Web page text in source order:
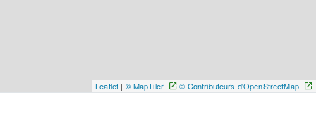
Leaflet | © MapTiler © Contributeurs d'OpenStreetMap